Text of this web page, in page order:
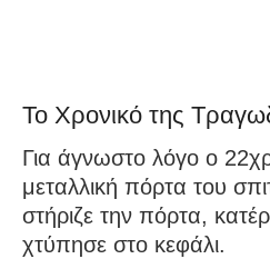
Το Χρονικό της
Για άγνωστο λόγο ο
μεταλλική πόρτα του
στήριζε την πόρτα,
χτύπησε στο κεφάλι.